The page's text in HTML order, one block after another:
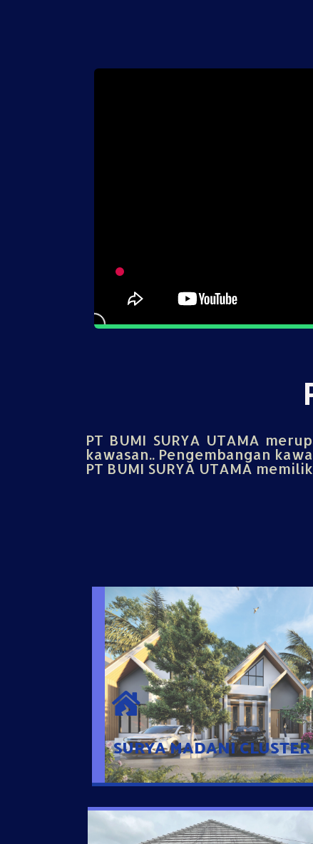
PT BUMI SURYA UTAMA
kawasan.. Pengembangan
PT BUMI SURYA UTAMA
SURYA MADANI CLUSTER
SURYA MADANI CLUSTER
Desain Modern Minimalis dengan Konsep
Sehingga Memudahkan Penghuni
Ponsel